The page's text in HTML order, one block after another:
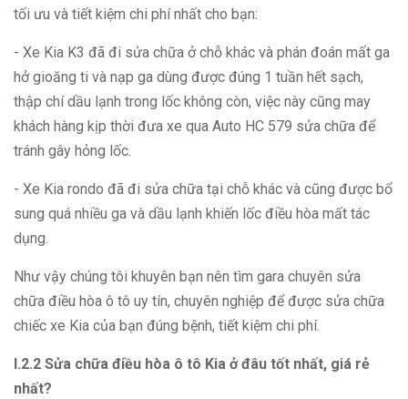
tối ưu và tiết kiệm chi phí nhất cho bạn:
- Xe Kia K3 đã đi sửa chữa ở chỗ khác và phán đoán mất ga
hở gioăng ti và nạp ga dùng được đúng 1 tuần hết sạch,
thập chí dầu lạnh trong lốc không còn, việc này cũng may
khách hàng kịp thời đưa xe qua Auto HC 579 sửa chữa để
tránh gây hỏng lốc.
- Xe Kia rondo đã đi sửa chữa tại chỗ khác và cũng được bổ
sung quá nhiều ga và dầu lạnh khiến lốc điều hòa mất tác
dụng.
Như vậy chúng tôi khuyên bạn nên tìm gara chuyên sửa
chữa điều hòa ô tô uy tín, chuyên nghiệp để được sửa chữa
chiếc xe Kia của bạn đúng bệnh, tiết kiệm chi phí.
I.2.2 Sửa chữa điều hòa ô tô Kia ở đâu tốt nhất, giá rẻ
nhất?